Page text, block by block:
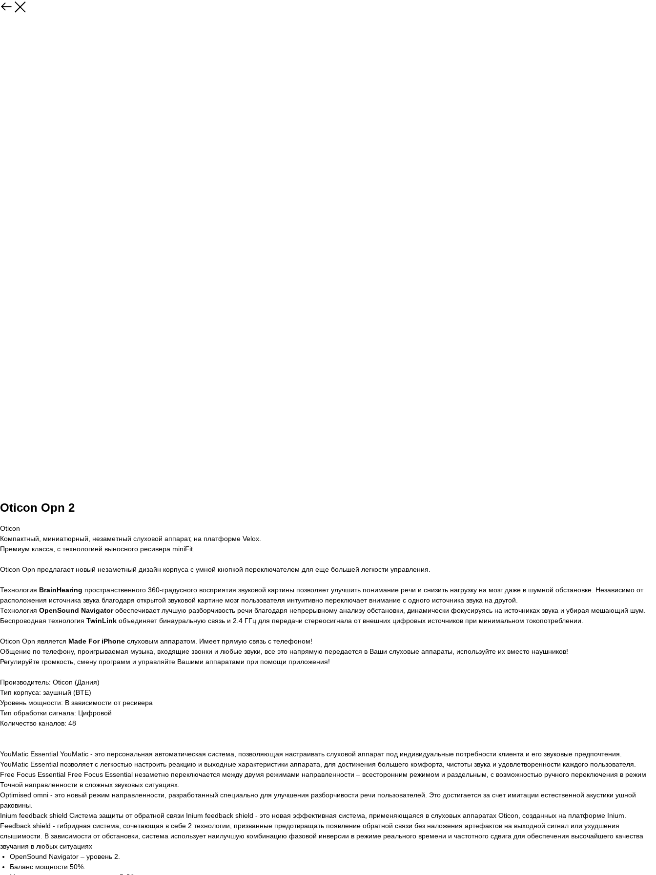
Oticon Opn 2
Oticon
Компактный, миниатюрный, незаметный слуховой аппарат, на платформе Velox.
Премиум класса, с технологией выносного ресивера miniFit.
Oticon Opn предлагает новый незаметный дизайн корпуса с умной кнопкой переключателем для еще большей легкости управления.
Технология BrainHearing пространственного 360-градусного восприятия звуковой картины позволяет улучшить понимание речи и снизить нагрузку на мозг даже в шумной обстановке. Независимо от
расположения источника звука благодаря открытой звуковой картине мозг пользователя интуитивно переключает внимание с одного источника звука на другой.
Технология OpenSound Navigatorобеспечивает лучшую разборчивость речи благодаря непрерывному анализу обстановки, динамически фокусируясь на источниках звука и убирая мешающий шум.
Беспроводная технология TwinLink объединяет бинауральную связь и 2.4 ГГц для передачи стереосигнала от внешних цифровых источников при минимальном токопотреблении.
Oticon Opn является Made For iPhone слуховым аппаратом. Имеет прямую связь с телефоном!
Общение по телефону, проигрываемая музыка, входящие звонки и любые звуки, все это напрямую передается в Ваши слуховые аппараты, используйте их вместо наушников!
Регулируйте громкость, смену программ и управляйте Вашими аппаратами при помощи приложения!
Производитель: Oticon (Дания)
Тип корпуса: заушный (BTE)
Уровень мощности: В зависимости от ресивера
Тип обработки сигнала: Цифровой
Количество каналов: 48
YouMatic Essential YouMatic - это персональная автоматическая система, позволяющая настраивать слуховой аппарат под индивидуальные потребности клиента и его звуковые предпочтения.
YouMatic Essential позволяет с легкостью настроить реакцию и выходные характеристики аппарата, для достижения большего комфорта, чистоты звука и удовлетворенности каждого пользователя.
Free Focus Essential Free Focus Essential незаметно переключается между двумя режимами направленности – всесторонним режимом и раздельным, с возможностью ручного переключения в режим
Точной направленности в сложных звуковых ситуациях.
Optimised omni - это новый режим направленности, разработанный специально для улучшения разборчивости речи пользователей. Это достигается за счет имитации естественной акустики ушной
раковины.
Inium feedback shield Система защиты от обратной связи Inium feedback shield - это новая эффективная система, применяющаяся в слуховых аппаратах Oticon, созданных на платформе Inium.
Feedback shield - гибридная система, сочетающая в себе 2 технологии, призванные предотвращать появление обратной связи без наложения артефактов на выходной сигнал или ухудшения
слышимости. В зависимости от обстановки, система использует наилучшую комбинацию фазовой инверсии в режиме реального времени и частотного сдвига для обеспечения высочайшего качества
звучания в любых ситуациях
OpenSound Navigator – уровень 2.
Баланс мощности 50%.